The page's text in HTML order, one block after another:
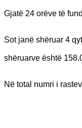
Gjatë 24 orëve të
Sot janë shëruar 4
shëruarve është
Në total numri i